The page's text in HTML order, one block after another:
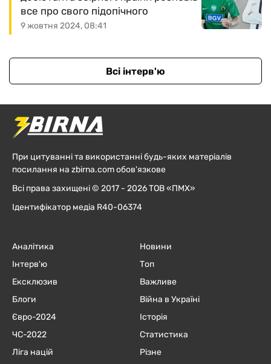
9 жовтня 2024, 08:41
все про свого підопічного
Всі інтерв'ю
При цитуванні та використанні будь-яких матеріалів
посилання на zbirna.com обов'язкове
Всі права захищені © 2017 - 2026 ТОВ «ПМХ»
Ідентифікатор медіа R40-06374
Аналітика
Інтерв'ю
Ексклюзив
Блоги
Євро-2024
ЧC-2022
Ліга націй
Новини
Топ
Важливе
Війна в Україні
Історія
Статистика
Різне